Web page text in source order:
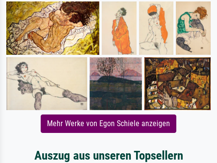
Mehr Werke von Egon Schiele anzeigen
Auszug aus unseren Topsellern